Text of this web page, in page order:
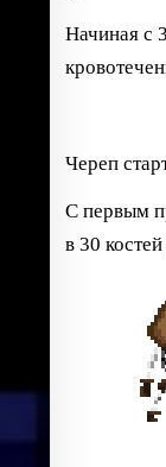
Начиная с
Череп
С первым
в 30